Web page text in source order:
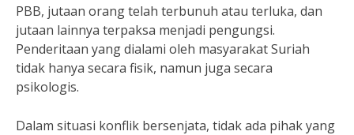
PBB, jutaan orang telah terbunuh atau terluka, dan
jutaan lainnya terpaksa menjadi pengungsi.
Penderitaan yang dialami oleh masyarakat Suriah
tidak hanya secara fisik, namun juga secara
psikologis.
Dalam situasi konflik bersenjata, tidak ada pihak yang